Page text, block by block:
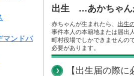
マンドバ
出生 …あかちゃん
赤ちゃんが生まれたら、 出生
事件本人の本籍地または届出
町村役場でしかできませんの
必要があります。
【出生届の際に